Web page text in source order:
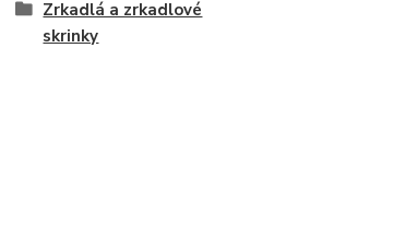
Zrkadlá a zrkadlové
skrinky